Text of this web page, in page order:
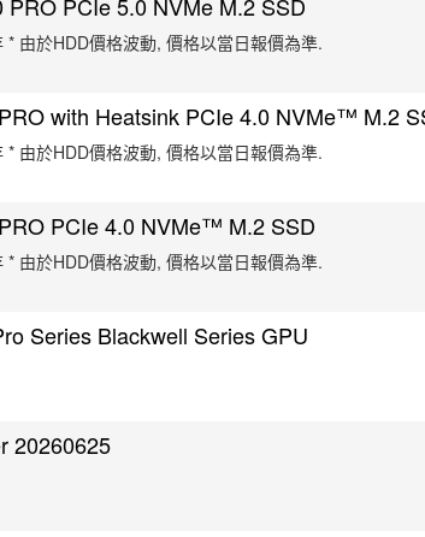
* 由於HDD價格波動, 價格以當日報價為準.
with Heatsink PCIe 4.0 NVMe™ M.2
* 由於HDD價格波動, 價格以當日報價為準.
PCIe 4.0 NVMe™ M.2 SSD
* 由於HDD價格波動, 價格以當日報價為準.
Series Blackwell Series GPU
20260625